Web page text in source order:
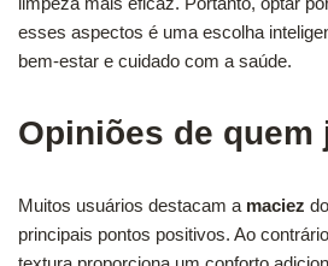
esses aspectos é uma escolha
bem-estar e cuidado com a saúde.
Opiniões de quem
Muitos usuários destacam a maciez
principais pontos positivos. Ao